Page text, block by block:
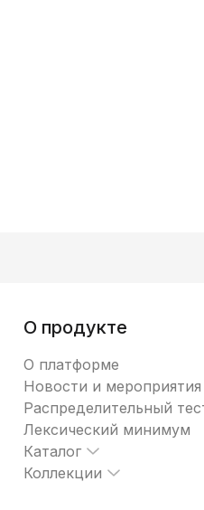
О продукте
О платформе
Новости и мероприятия
Распределительный
Лексический минимум
Каталог
Коллекции